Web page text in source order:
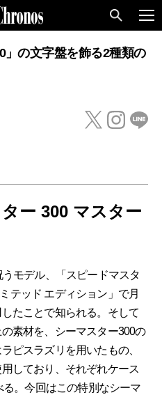
」の文字盤を飾る2種類の
ー 300 マスター
モデル、「スピードマスタ
テッド エディション」で月
たことで知られる。そして
素材を、シーマスター300の
ピスラズリを用いたもの、
しており、それぞれケース
。今回はこの特別なシーマ